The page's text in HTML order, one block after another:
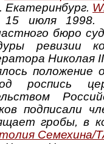
Екатеринбург.
15 июля
бюро
ревизии
Николая
положение
подписали
гробы, в
Семехина/